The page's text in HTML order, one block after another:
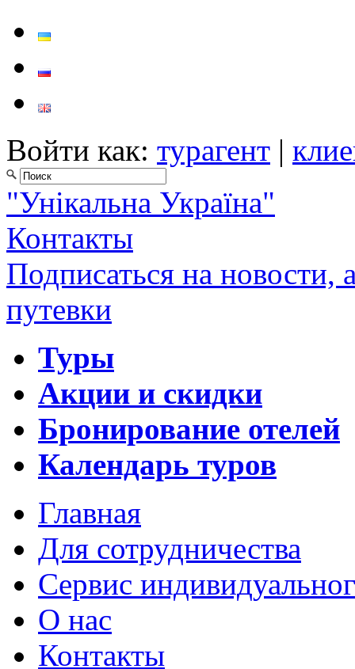
Войти как: турагент |
"Унікальна Україна"
Контакты
Подписаться на новости,
путевки
Туры
Акции и скидки
Бронирование отелей
Календарь туров
Главная
Для сотрудничества
Сервис
О нас
Контакты